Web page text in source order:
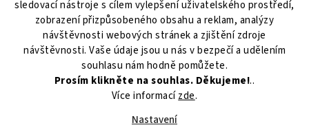
sledovací nástroje s cílem vylepšení uživatelského prostředí,
zobrazení přizpůsobeného obsahu a reklam, analýzy
návštěvnosti webových stránek a zjištění zdroje
návštěvnosti. Vaše údaje jsou u nás v bezpečí a udělením
souhlasu nám hodně pomůžete.
Prosím klikněte na souhlas. Děkujeme!..
Více informacízde.
Nastavení